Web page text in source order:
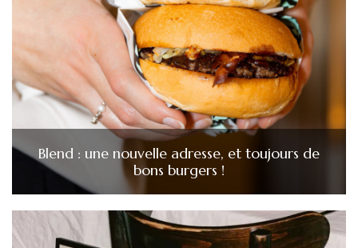
Blend : une nouvelle adresse, et toujours de
bons burgers !